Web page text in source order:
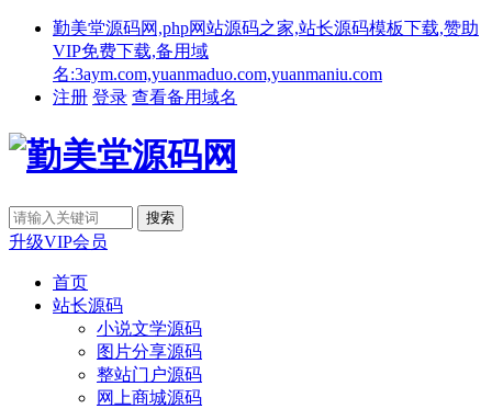
勤美堂源码网,php网站源码之家,站长源码模板下载,赞助
VIP免费下载,备用域
名:3aym.com,yuanmaduo.com,yuanmaniu.com
注册 登录 查看备用域名
升级VIP会员
首页
站长源码
小说文学源码
图片分享源码
整站门户源码
网上商城源码